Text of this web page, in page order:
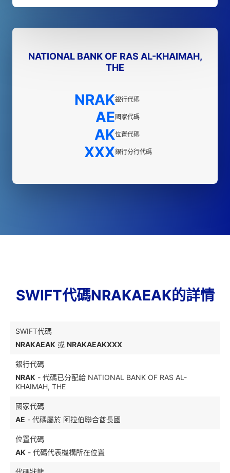
NATIONAL BANK OF RAS AL-KHAIMAH,
THE
NRAK銀行代碼
AE國家代碼
AK位置代碼
XXX銀行分行代碼
SWIFT代碼NRAKAEAK的詳情
SWIFT代碼
NRAKAEAK 或 NRAKAEAKXXX
銀行代碼
NRAK - 代碼已分配給 NATIONAL BANK OF RAS AL-
KHAIMAH, THE
國家代碼
AE - 代碼屬於 阿拉伯聯合酋長國
位置代碼
AK - 代碼代表機構所在位置